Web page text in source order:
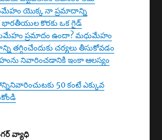
యొక్క నా ప్రమాదాన్ని
భారతీయుల కొరకు ఒక గైడ్
ప్రమాదం ఉందా? మధుమేహం
తగ్గించేందుకు చర్యలు తీసుకోవడం
నివారించడానికి ఇంకా ఆలస్యం
50 కంటే ఎక్కువ
వ్యాధి